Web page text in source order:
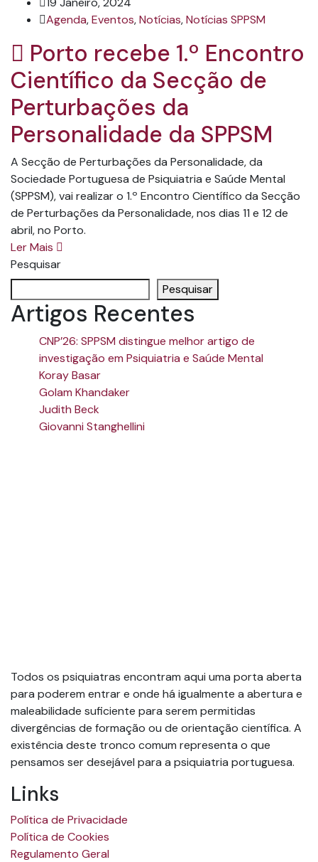
Agenda,Eventos,Notícias,Notícias SPPSM
Porto recebe 1.º Encontro
Científico da Secção de
Perturbações da
Personalidade da SPPSM
A Secção de Perturbações da Personalidade, da
Sociedade Portuguesa de Psiquiatria e Saúde Mental
(SPPSM), vai realizar o 1.º Encontro Científico da Secção
de Perturbações da Personalidade, nos dias 11 e 12 de
abril, no Porto.
Ler Mais
Pesquisar
Pesquisar
Artigos Recentes
CNP’26: SPPSM distingue melhor artigo de
investigação em Psiquiatria e Saúde Mental
Koray Basar
Golam Khandaker
Judith Beck
Giovanni Stanghellini
Todos os psiquiatras encontram aqui uma porta aberta
para poderem entrar e onde há igualmente a abertura e
maleabilidade suficiente para serem permitidas
divergências de formação ou de orientação científica. A
existência deste tronco comum representa o que
pensamos ser desejável para a psiquiatria portuguesa.
Links
Política de Privacidade
Política de Cookies
Regulamento Geral